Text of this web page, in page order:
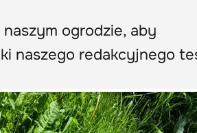
ogrodzie, aby
naszego redakcyjnego